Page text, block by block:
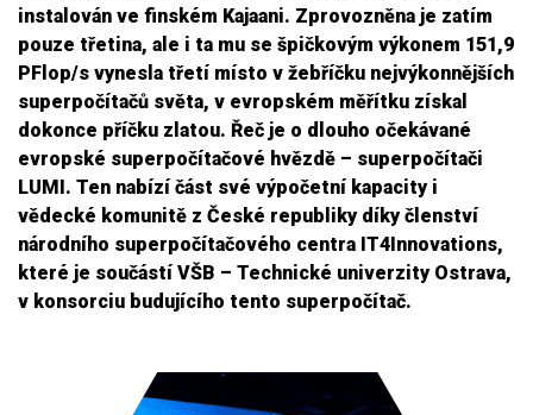
instalován ve finském Kajaani. Zprovozněna je zatím
pouze třetina, ale i ta mu se špičkovým výkonem 151,9
PFlop/s vynesla třetí místo v žebříčku nejvýkonnějších
superpočítačů světa, v evropském měřítku získal
dokonce příčku zlatou. Řeč je o dlouho očekávané
evropské superpočítačové hvězdě –⁠ superpočítači
LUMI. Ten nabízí část své výpočetní kapacity i
vědecké komunitě z České republiky díky členství
národního superpočítačového centra IT4Innovations,
které je součástí VŠB – Technické univerzity Ostrava,
v konsorciu budujícího tento superpočítač.